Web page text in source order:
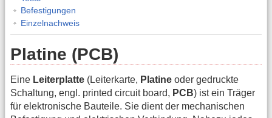
Befestigungen
Einzelnachweis
Platine (PCB)
Eine Leiterplatte (Leiterkarte, Platine oder gedruckte
Schaltung, engl. printed circuit board, PCB) ist ein Träger
für elektronische Bauteile. Sie dient der mechanischen